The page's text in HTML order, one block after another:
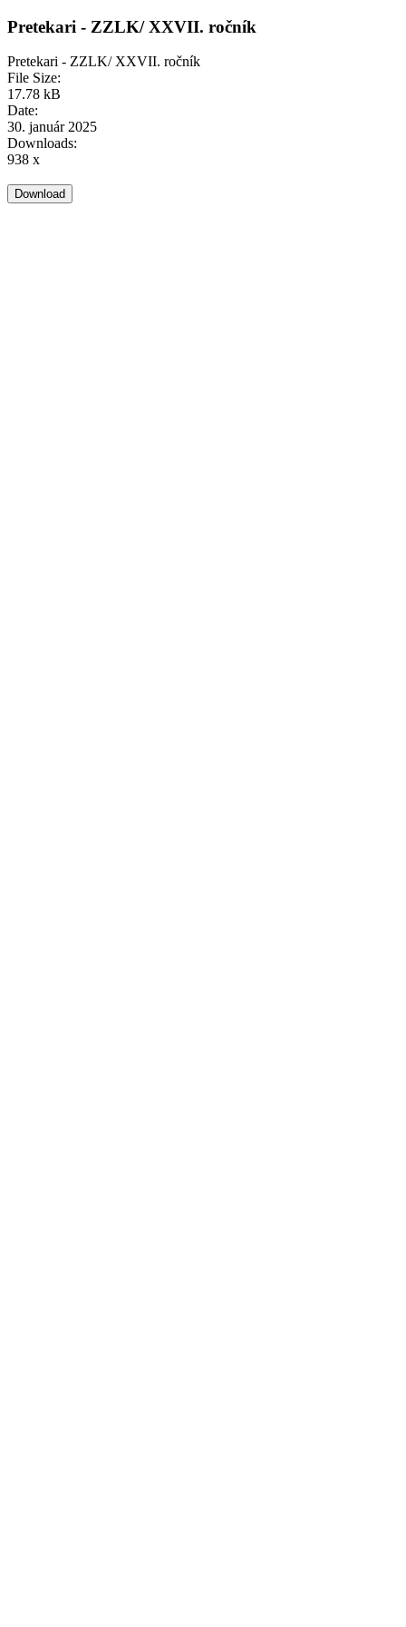
Pretekari - ZZLK/ XXVII. ročník
Pretekari - ZZLK/ XXVII. ročník
File Size:
17.78 kB
Date:
30. január 2025
Downloads:
938 x